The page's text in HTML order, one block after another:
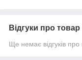
Відгуки про товар
Ще немає відгуків